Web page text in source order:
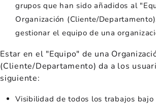
grupos que han sido añadidos al
Organización (Cliente/
gestionar el equipo de una
Estar en el "Equipo" de una
(Cliente/Departamento) da a los
siguiente:
Visibilidad de todos los trabajos bajo